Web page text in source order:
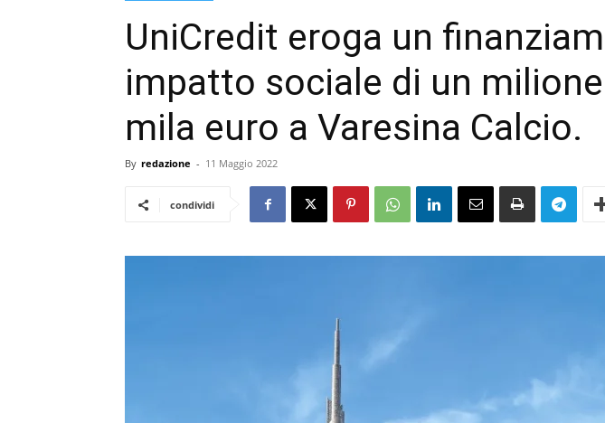
UniCredit eroga un
impatto sociale di un
mila euro a Varesina Calcio.
By redazione - 11 Maggio 2022
condividi